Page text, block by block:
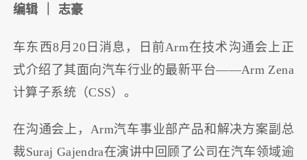
编辑 ｜ 志豪
车东西8月20日消息，日前Arm在技术沟通会上正
式介绍了其面向汽车行业的最新平台——Arm Zena
计算子系统（CSS）。
在沟通会上，Arm汽车事业部产品和解决方案副总
裁Suraj Gajendra在演讲中回顾了公司在汽车领域逾